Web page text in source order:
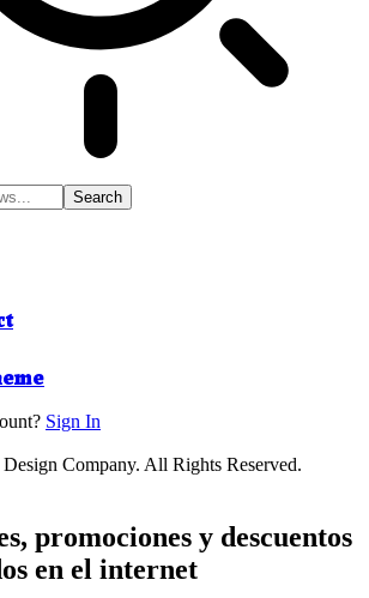
Sign In
Company. All Rights Reserved.
promociones y descuentos
en el internet